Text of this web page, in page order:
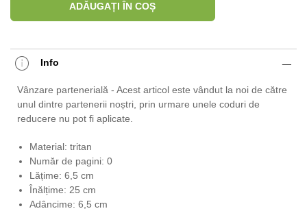
ADĂUGAȚI ÎN COȘ
Info
Vânzare partenerială - Acest articol este vândut la noi de către
unul dintre partenerii noștri, prin urmare unele coduri de
reducere nu pot fi aplicate.
Material: tritan
Număr de pagini: 0
Lățime: 6,5 cm
Înălțime: 25 cm
Adâncime: 6,5 cm